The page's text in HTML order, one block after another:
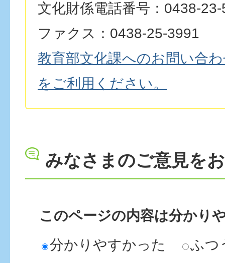
文化財係電話番号：0438-
ファクス：0438-25-3991
教育部文化課へのお問い合
をご利用ください。
みなさまのご意見を
このページの内容は分かり
分かりやすかった
ふつ